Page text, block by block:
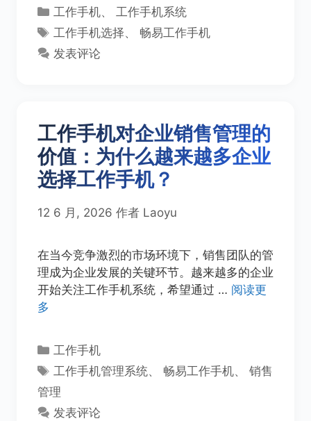
分
类
工作手机、 工作手机系统
标
签
工作手机选择、 畅易工作手机
发表评论
工作手机对企业销售管理的
价值：为什么越来越多企业
选择工作手机？
12 6 月, 2026 作者 Laoyu
在当今竞争激烈的市场环境下，销售团队的管
理成为企业发展的关键环节。越来越多的企业
开始关注工作手机系统，希望通过 … 阅读更
多
分
类
工作手机
标
签
工作手机管理系统、 畅易工作手机、销售
管理
发表评论